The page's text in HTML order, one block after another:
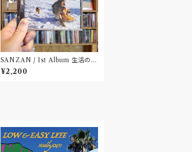
SANZAN / 1st Album 生活の名
残(CD)〝静岡県三島市〟
¥2,200